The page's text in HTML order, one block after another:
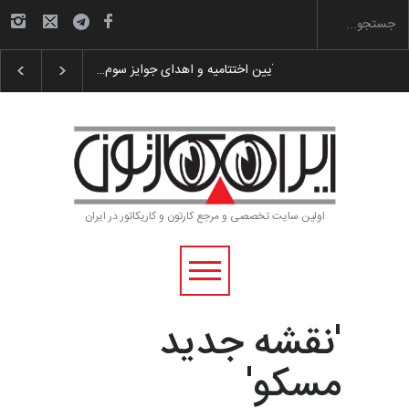
گزارش تصویری آیین اختتامیه و اهدای جوایز سوم…
اولین سایت تخصصی و مرجع کارتون و کاریکاتور در ایران
'نقشه جدید
مسکو'